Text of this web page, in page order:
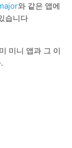
와 같은 앱에
습니다
미니 앱과 그 이